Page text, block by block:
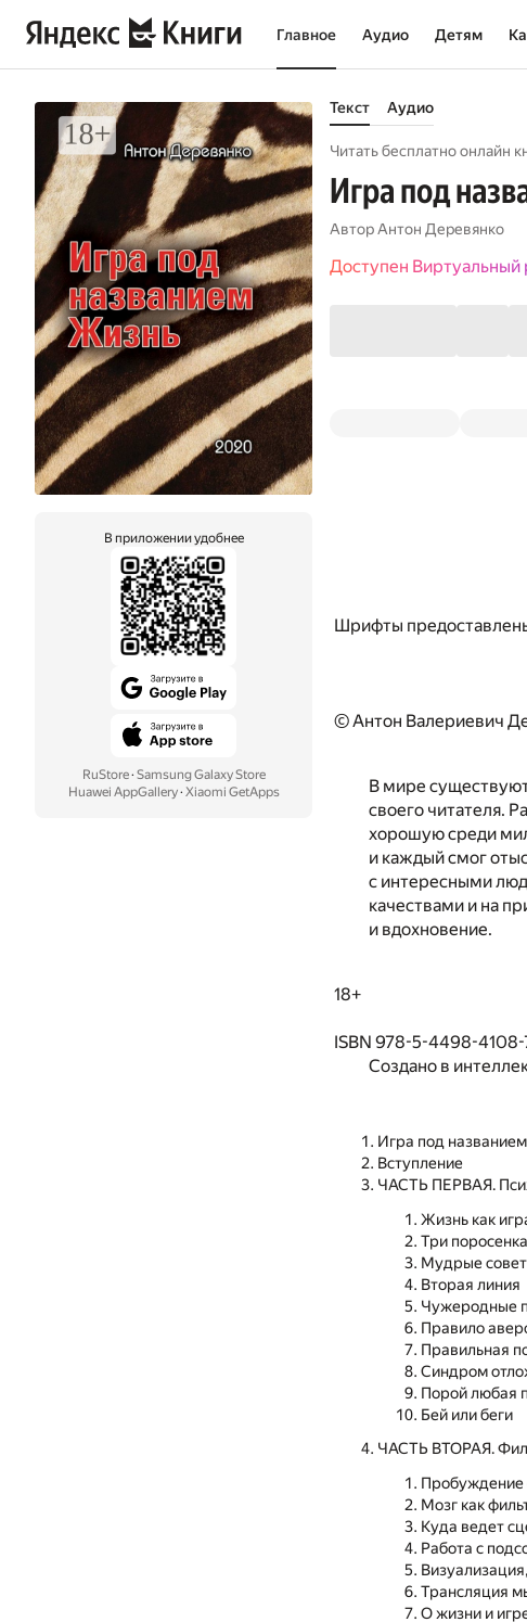
Главное Аудио Детям
В приложении удобнее
RuStore· Samsung Galaxy Store
Huawei AppGallery· Xiaomi GetApps
Текст Аудио
Читать бесплатно онлайн
Игра под
АвторАнтон Деревянко
Доступен Виртуальный
Шрифты
© Антон Валериевич
В мире
своего читателя.
хорошую среди
и каждый смог
с интересными
качествами и на
и вдохновение.
18+
ISBN 978-5-4498-4108-
Создано в
Игра под
Вступление
ЧАСТЬ ПЕРВАЯ.
Жизнь как
Три поросенка
Мудрые
Вторая линия
Чужеродные
Правило
Правильная
Синдром
Порой любая
Бей или беги
ЧАСТЬ ВТОРАЯ.
Пробуждение
Мозг как
Куда ведет
Работа с
Трансляция
О жизни и